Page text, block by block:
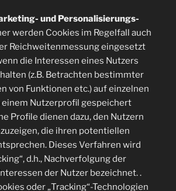
und Personalisierungs-
werden Cookies im Regelfall auch
Reichweitenmessung eingesetzt
die Interessen eines Nutzers
(z.B. Betrachten bestimmter
von Funktionen etc.) auf einzelnen
Nutzerprofil gespeichert
Profile dienen dazu, den Nutzern
die ihren potentiellen
Dieses Verfahren wird
d.h., Nachverfolgung der
der Nutzer bezeichnet. .
oder „Tracking“-Technologien